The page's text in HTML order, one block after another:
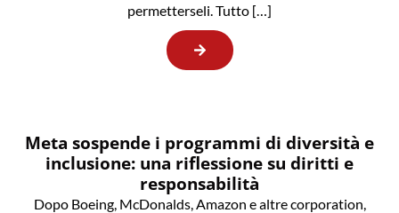
permetterseli. Tutto […]
Meta sospende i programmi di diversità e
inclusione: una riflessione su diritti e
responsabilità
Dopo Boeing, McDonalds, Amazon e altre corporation,